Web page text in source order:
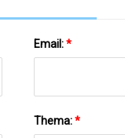
Email:*
Thema:*